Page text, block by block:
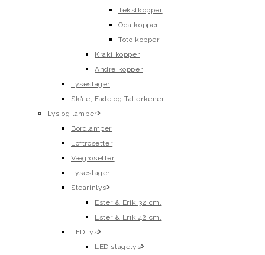
Tekstkopper
Oda kopper
Toto kopper
Kraki kopper
Andre kopper
Lysestager
Skåle, Fade og Tallerkener
Lys og lamper
Bordlamper
Loftrosetter
Vægrosetter
Lysestager
Stearinlys
Ester & Erik 32 cm.
Ester & Erik 42 cm.
LED lys
LED stagelys